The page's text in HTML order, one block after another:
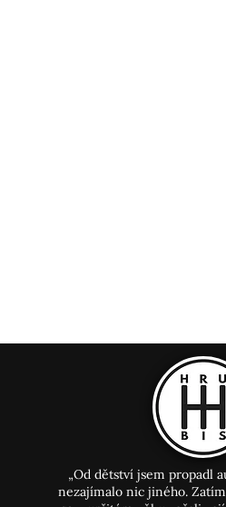
„Od dětství jsem propadl
nezajímalo nic jiného.